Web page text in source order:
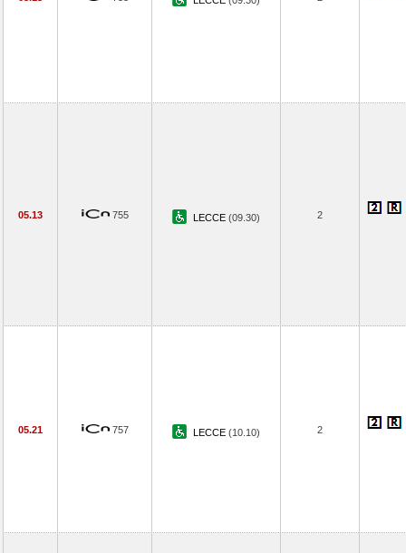
05.13 755 LECCE (09.30) 2
05.21 757 LECCE (10.10) 2